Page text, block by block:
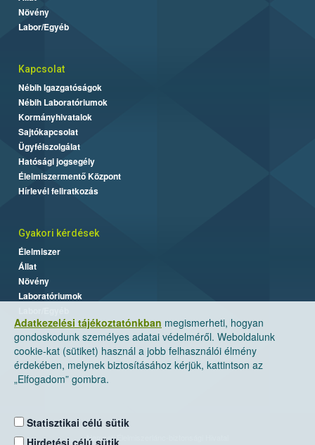
Adatkezelési tájékoztatónkban megismerheti, hogyan
gondoskodunk személyes adatai védelméről. Weboldalunk
cookie-kat (sütiket) használ a jobb felhasználói élmény
érdekében, melynek biztosításához kérjük, kattintson az
„Elfogadom” gombra.
Statisztikai célú sütik
Hirdetési célú sütik
Növény
Labor/Egyéb
Kapcsolat
Nébih Igazgatóságok
Nébih Laboratóriumok
Kormányhivatalok
Sajtókapcsolat
Ügyfélszolgálat
Hatósági jogsegély
Élelmiszermentő Központ
Hírlevél feliratkozás
Gyakori kérdések
Élelmiszer
Állat
Növény
Laboratóriumok
Nemzeti Élelmiszerlánc-biztonsági Hivatal